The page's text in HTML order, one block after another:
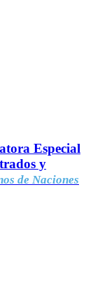
Especial
y
de Naciones